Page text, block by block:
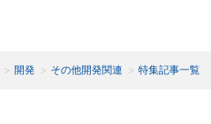
開発 その他開発関連 特集記事一覧